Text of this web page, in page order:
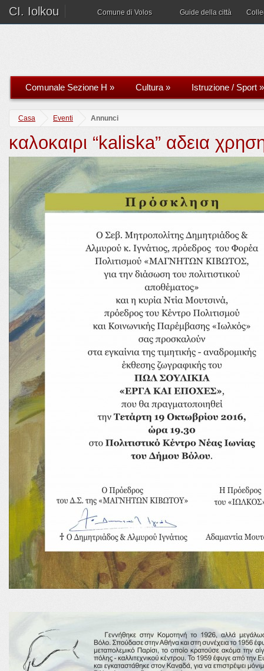
CI. Iolkou Comune di Volos Guide della città
Comunale Sezione H » Cultura» Istruzione / Sport »
Casa Eventi Annunci
καλοκαιρι “kaliska” αδεια